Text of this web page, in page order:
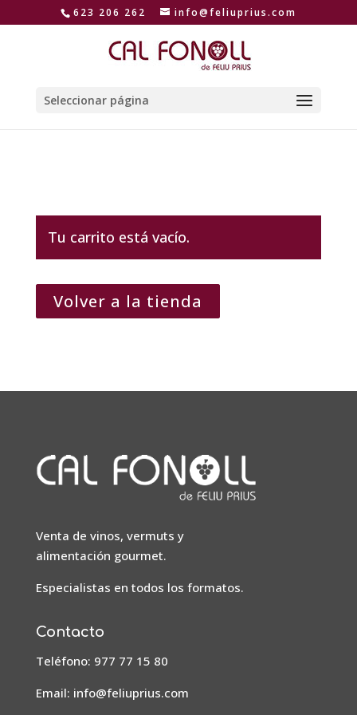
623 206 262 info@feliuprius.com
Seleccionar página
Tu carrito está vacío.
Volver a la tienda
Venta de vinos, vermuts y
alimentación gourmet.
Especialistas en todos los formatos.
Contacto
Teléfono: 977 77 15 80
Email: info@feliuprius.com